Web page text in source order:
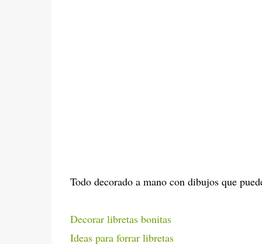
Todo decorado a mano con dibujos que
Decorar libretas bonitas
Ideas para forrar libretas